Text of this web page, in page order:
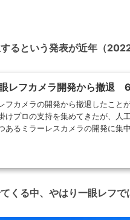
るという発表が近年（
レフカメラ開発から撤退
フカメラの開発から撤退したこと
けプロの支持を集めてきたが、人
あるミラーレスカメラの開発に集
くる中、やはり一眼レフで